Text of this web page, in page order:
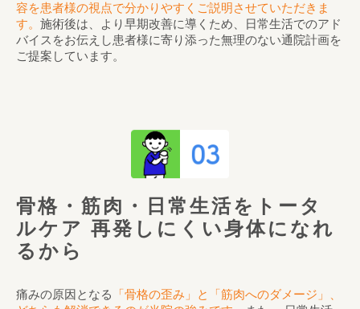
容を患者様の視点で分かりやすくご説明させていただきま
す。 施術後は、より早期改善に導くため、日常生活でのアド
バイスをお伝えし患者様に寄り添った無理のない通院計画を
ご提案しています。
骨格・筋肉・日常生活をトータ
ルケア 再発しにくい身体になれ
るから
痛みの原因となる
「骨格の歪み」と「筋肉へのダメージ」、